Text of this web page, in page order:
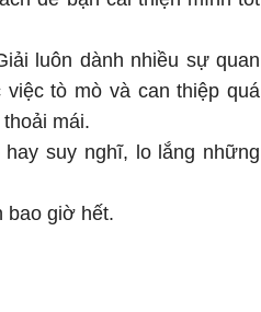
luôn dành nhiều sự quan
tò mò và can thiệp quá
mái.
suy nghĩ, lo lắng những
bao giờ hết.